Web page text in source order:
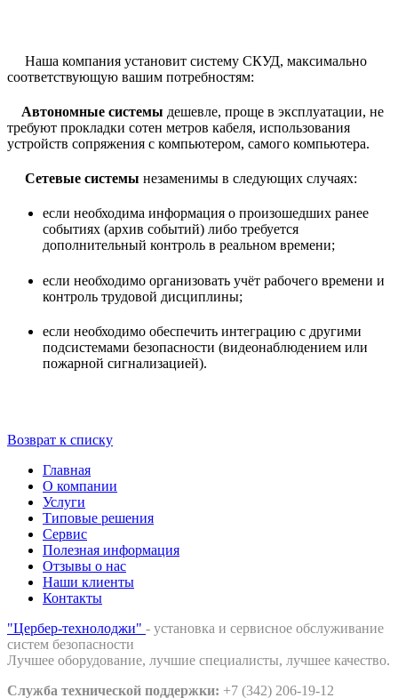
Наша компания установит систему СКУД, максимально
соответствующую вашим потребностям:
Автономные системы дешевле, проще в эксплуатации, не
требуют прокладки сотен метров кабеля, использования
устройств сопряжения с компьютером, самого компьютера.
Сетевые системы незаменимы в следующих случаях:
если необходима информация о произошедших ранее
событиях (архив событий) либо требуется
дополнительный контроль в реальном времени;
если необходимо организовать учёт рабочего времени и
контроль трудовой дисциплины;
если необходимо обеспечить интеграцию с другими
подсистемами безопасности (видеонаблюдением или
пожарной сигнализацией).
Возврат к списку
Главная
О компании
Услуги
Типовые решения
Сервис
Полезная информация
Отзывы о нас
Наши клиенты
Контакты
"Цербер-технолоджи" - установка и сервисное обслуживание
систем безопасности
Лучшее оборудование, лучшие специалисты, лучшее качество.
Служба технической поддержки: +7 (342) 206-19-12